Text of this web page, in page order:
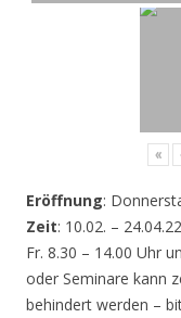
«
Eröffnung:
Zeit: 10.02. –
Fr. 8.30 – 14.00 Uhr
oder Seminare kann
behindert werden –